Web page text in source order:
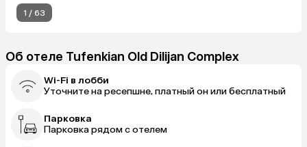
1 / 63
Об отеле Tufenkian Old Dilijan Complex
Wi-Fi в лобби
Уточните на ресепшне, платный он или бесплатный
Парковка
Парковка рядом с отелем